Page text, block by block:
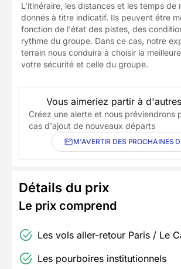
L'itinéraire, les distances et les temps de
donnés à titre indicatif. Ils peuvent être
fonction de l'état des pistes, des
rythme du groupe. Dans ce cas, notre
terrain nous conduira à choisir la
votre sécurité et celle du groupe.
Vous aimeriez partir à
Créez une alerte et nous préviendrons
cas d'ajout de nouveaux départs
M'AVERTIR DES PROCHAINES
Détails du prix
Le prix comprend
Les vols aller-retour Paris / Le
Les pourboires institutionnels